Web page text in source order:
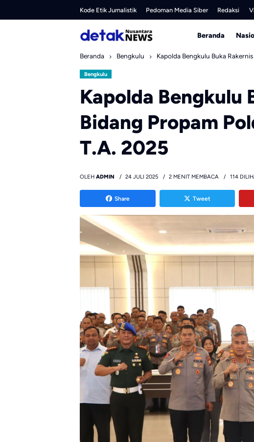
Kode Etik Jurnalistik Pedoman Media Siber Redaksi
Beranda
Beranda Bengkulu Kapolda Bengkulu Buka
Bengkulu
Kapolda Bengkulu
Bidang Propam
T.A. 2025
OLEH ADMIN 24 JULI 2025 2 MENIT MEMBACA 114
Share Tweet